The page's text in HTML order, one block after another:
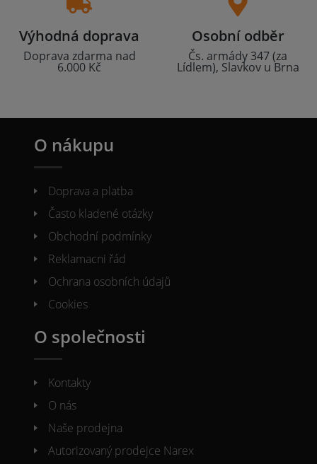
Výhodná doprava
Doprava zdarma nad
6.000 Kč
Osobní odběr
Čs. armády 347 (za
Lídlem), Slavkov u Brna
O nákupu
Doprava a platba
Často kladené otázky
Obchodní podmínky
Reklamacni řád
Ochrana osobních údajů
Cookies
O společnosti
Kontakty
O nás
Naše prodejna
Autorizovaný prodejce Narex